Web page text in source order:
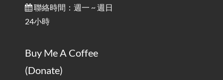
行動網路無法連線？三星手機簡易解決方案
/ Mobile Network Not Connecting? Easy Solutions for Samsung
實作相容OpenAI API，但背後不是OpenAI的API服
務 / Implementing OpenAI API-Compatible Services, But Not
聯絡時間：週一 ~ 週日
24小時
Buy Me A Coffee
(Donate)